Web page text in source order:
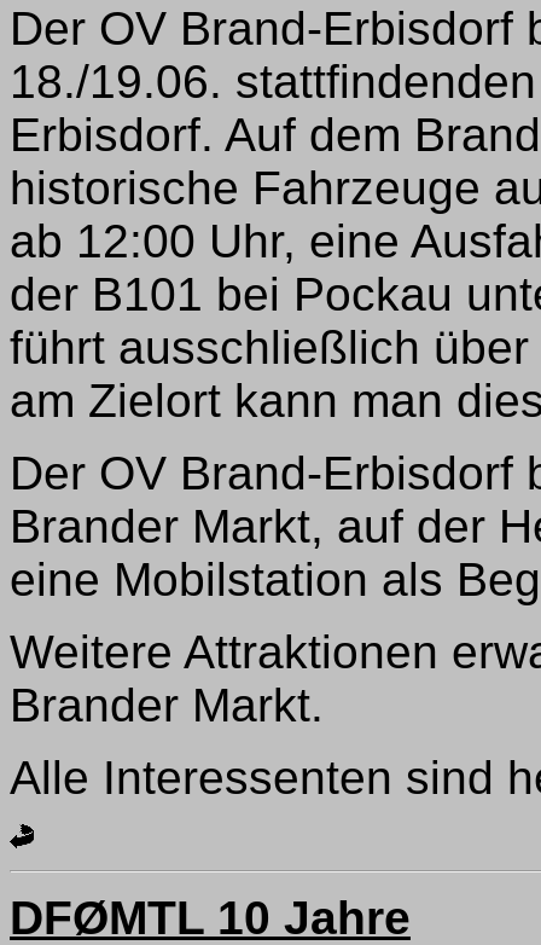
Der OV Brand-Erbisdorf
18./19.06.
Erbisdorf. Auf dem
historische Fahrzeuge
ab 12:00 Uhr, eine
der B101 bei Pockau
führt ausschließlich
am Zielort kann man
Der OV Brand-Erbisdorf
Brander Markt, auf der
eine Mobilstation als
Weitere Attraktionen
Brander Markt.
Alle Interessenten sind
DFØMTL 10 Jahre